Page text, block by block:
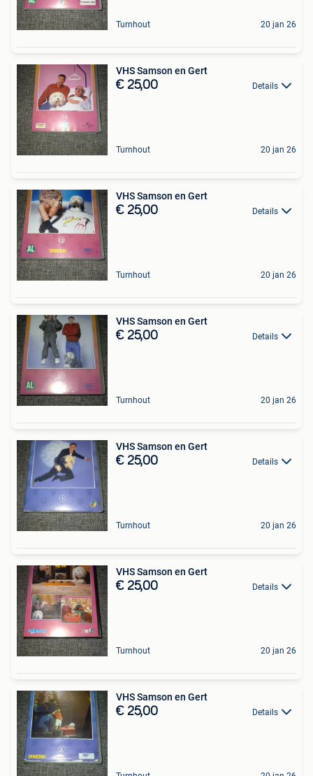
Turnhout 20 jan 26
VHS Samson en Gert
€ 25,00 Details
Turnhout 20 jan 26
VHS Samson en Gert
€ 25,00 Details
Turnhout 20 jan 26
VHS Samson en Gert
€ 25,00 Details
Turnhout 20 jan 26
VHS Samson en Gert
€ 25,00 Details
Turnhout 20 jan 26
VHS Samson en Gert
€ 25,00 Details
Turnhout 20 jan 26
VHS Samson en Gert
€ 25,00 Details